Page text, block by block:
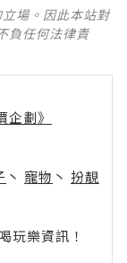
場。因此本站對
負任何法律責
劃》
丶 寵物 丶 扮靚
玩樂資訊！